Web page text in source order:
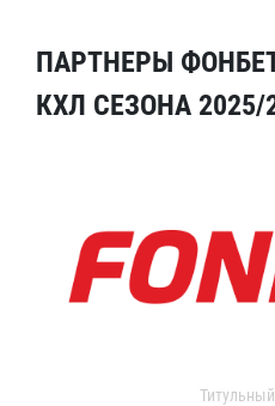
ПАРТНЕРЫ
КХЛ СЕЗОНА 2025/